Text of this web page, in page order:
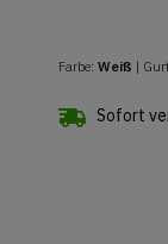
Farbe: Weiß |
Sofort